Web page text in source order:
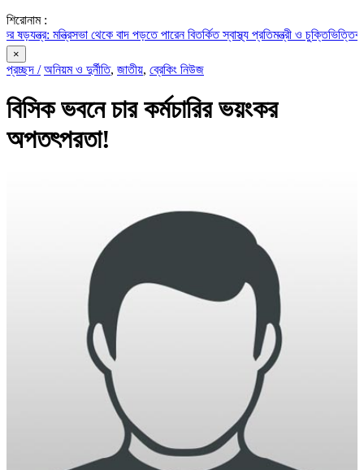
শিরোনাম :
থেকে বাদ পড়তে পারেন বিতর্কিত স্বাস্থ্য প্রতিমন্ত্রী ও চুক্তিভিত্তিক সচিব!
×
প্রচ্ছদ / অনিয়ম ও দুর্নীতি, জাতীয়, ব্রেকিং নিউজ
বিসিক ভবনে চার কর্মচারির ভয়ংকর
অপতৎপরতা!